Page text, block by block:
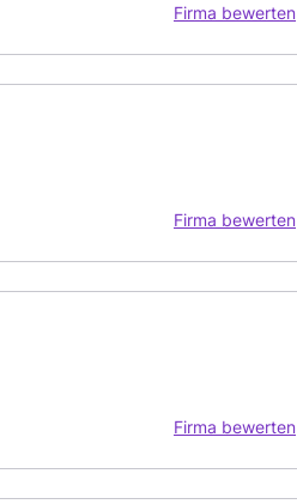
Firma bewerten
Firma bewerten
Firma bewerten